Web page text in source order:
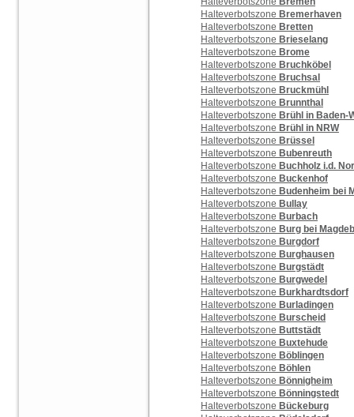
Halteverbotszone Bremerhaven
Halteverbotszone Bretten
Halteverbotszone Brieselang
Halteverbotszone Brome
Halteverbotszone Bruchköbel
Halteverbotszone Bruchsal
Halteverbotszone Bruckmühl
Halteverbotszone Brunnthal
Halteverbotszone Brühl in Baden-
Halteverbotszone Brühl in NRW
Halteverbotszone Brüssel
Halteverbotszone Bubenreuth
Halteverbotszone Buchholz i.d.
Halteverbotszone Buckenhof
Halteverbotszone Budenheim bei
Halteverbotszone Bullay
Halteverbotszone Burbach
Halteverbotszone Burg bei
Halteverbotszone Burgdorf
Halteverbotszone Burghausen
Halteverbotszone Burgstädt
Halteverbotszone Burgwedel
Halteverbotszone Burkhardtsdorf
Halteverbotszone Burladingen
Halteverbotszone Burscheid
Halteverbotszone Buttstädt
Halteverbotszone Buxtehude
Halteverbotszone Böblingen
Halteverbotszone Böhlen
Halteverbotszone Bönnigheim
Halteverbotszone Bönningstedt
Halteverbotszone Bückeburg